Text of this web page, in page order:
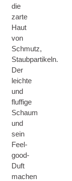
die
zarte
Haut
von
Schmutz,
Staubpartikeln.
Der
leichte
und
fluffige
Schaum
und
sein
Feel-
good-
Duft
machen